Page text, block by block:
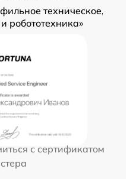
техническое,
робототехника»
с сертификатом